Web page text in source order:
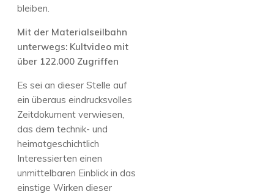
bleiben.
Mit der Materialseilbahn
unterwegs: Kultvideo mit
über 122.000 Zugriffen
Es sei an dieser Stelle auf
ein überaus eindrucksvolles
Zeitdokument verwiesen,
das dem technik- und
heimatgeschichtlich
Interessierten einen
unmittelbaren Einblick in das
einstige Wirken dieser